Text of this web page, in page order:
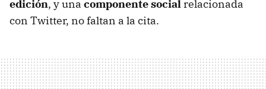
edición, y una componente social relacionada
con Twitter, no faltan a la cita.